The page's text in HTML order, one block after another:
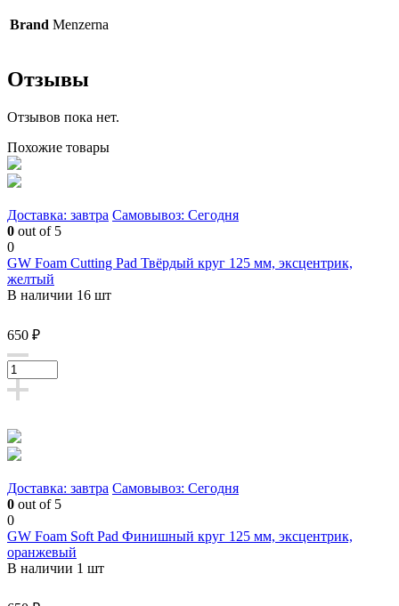
Brand Menzerna
Отзывы
Отзывов пока нет.
Похожие товары
Доставка: завтра Самовывоз: Сегодня
0 out of 5
0
GW Foam Cutting Pad Твёрдый круг 125 мм, эксцентрик,
желтый
В наличии 16 шт
650 ₽
Доставка: завтра Самовывоз: Сегодня
0 out of 5
0
GW Foam Soft Pad Финишный круг 125 мм, эксцентрик,
оранжевый
В наличии 1 шт